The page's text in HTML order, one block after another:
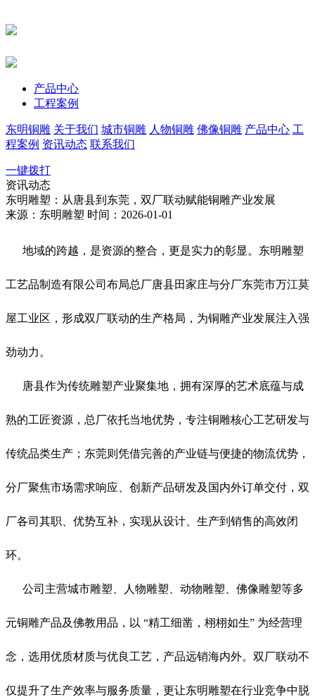
产品中心
工程案例
东明铜雕 关于我们 城市铜雕 人物铜雕 佛像铜雕 产品中心 工
程案例 资讯动态 联系我们
一键拨打
资讯动态
东明雕塑：从唐县到东莞，双厂联动赋能铜雕产业发展
来源：东明雕塑 时间：2026-01-01
地域的跨越，是资源的整合，更是实力的彰显。东明雕塑
工艺品制造有限公司布局总厂唐县田家庄与分厂东莞市万江莫
屋工业区，形成双厂联动的生产格局，为铜雕产业发展注入强
劲动力。
唐县作为传统雕塑产业聚集地，拥有深厚的艺术底蕴与成
熟的工匠资源，总厂依托当地优势，专注铜雕核心工艺研发与
传统品类生产；东莞则凭借完善的产业链与便捷的物流优势，
分厂聚焦市场需求响应、创新产品研发及国内外订单交付，双
厂各司其职、优势互补，实现从设计、生产到销售的高效闭
环。
公司主营城市雕塑、人物雕塑、动物雕塑、佛像雕塑等多
元铜雕产品及佛教用品，以 “精工细凿，栩栩如生” 为经营理
念，选用优质材质与优良工艺，产品远销海内外。双厂联动不
仅提升了生产效率与服务质量，更让东明雕塑在行业竞争中脱